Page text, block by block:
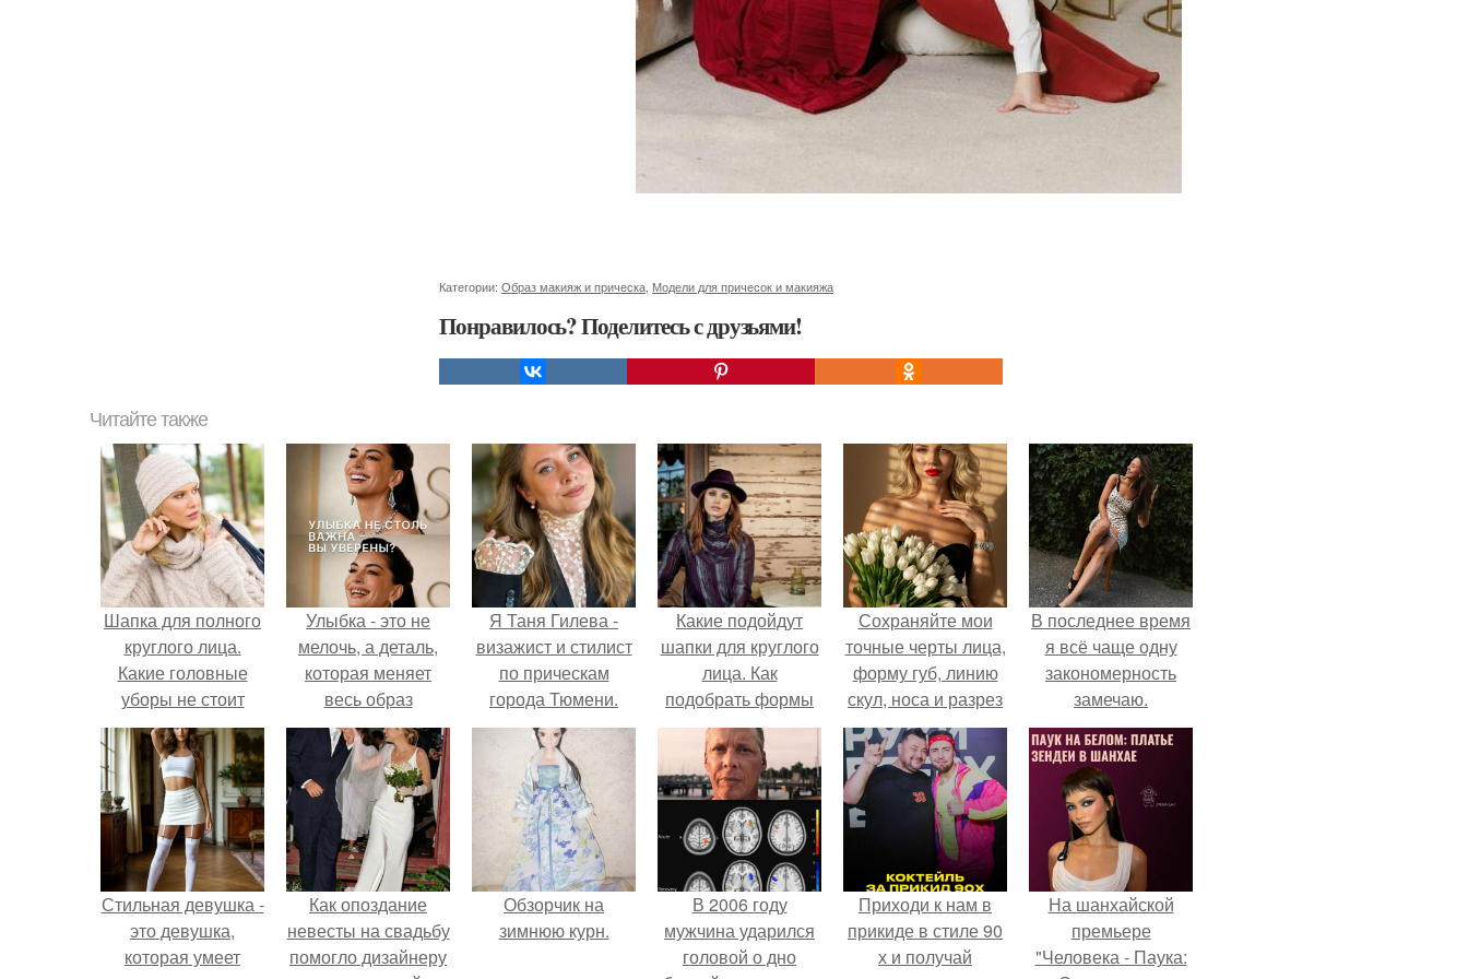
Категории: Образ макияж и прическа Модели для причесок и макияжа
Понравилось? Поделитесь с друзьями!
Читайте также
Шапка для полного
круглого лица.
Какие головные
уборы не стоит
носить женщинам с
круглым лицом
Улыбка - это не
мелочь, а деталь,
которая меняет
весь образ
человека.
Я Таня Гилева -
визажист и стилист
по прическам
города Тюмени.
Какие подойдут
шапки для круглого
лица. Как
подобрать формы
шляп для круглого
лица
Сохраняйте мои
точные черты лица,
форму губ, линию
скул, носа и разрез
глаз.
В последнее время
я всё чаще одну
закономерность
замечаю.
Стильная девушка -
это девушка,
которая умеет
Как опоздание
невесты на свадьбу
помогло дизайнеру
Обзорчик на
зимнюю курн.
В 2006 году
мужчина ударился
головой о дно
Приходи к нам в
прикиде в стиле 90
х и получай
На шанхайской
премьере
"Человека - Паука: